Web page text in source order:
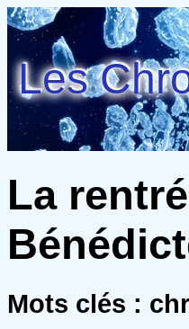
Les
La
Mots clés :